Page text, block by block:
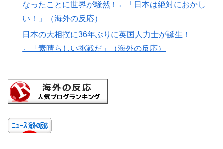
なったことに世界が騒然！←「日本は絶対におかし
い！」（海外の反応）
日本の大相撲に36年ぶりに英国人力士が誕生！
←「素晴らしい挑戦だ」（海外の反応）